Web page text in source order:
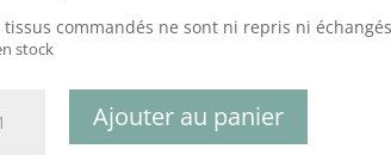
tissus commandés ne sont ni repris ni
stock
Ajouter au panier